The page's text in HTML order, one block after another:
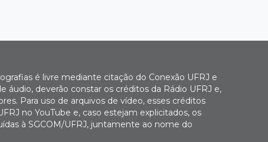
é livre mediante citação do Conexão UFRJ e
áudio, deverão constar os créditos da Rádio UFRJ e,
Para uso de arquivos de vídeo, esses créditos
no YouTube e, caso estejam explicitados, os
à SGCOM/UFRJ, juntamente ao nome do